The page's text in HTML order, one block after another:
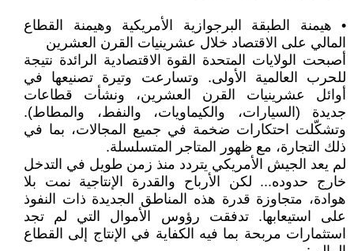
• هيمنة الطبقة البرجوازية الأمريكية وهيمنة القطاع
المالي على الاقتصاد خلال عشرينيات القرن العشرين
أصبحت الولايات المتحدة القوة الاقتصادية الرائدة نتيجة
للحرب العالمية الأولى. وتسارعت وتيرة تصنيعها في
أوائل عشرينيات القرن العشرين، ونشأت قطاعات
جديدة (السيارات، والكيماويات، والنفط، والمطاط).
وتشكّلت احتكارات ضخمة في جميع المجالات، بما في
ذلك التجارة، مع ظهور المتاجر المتسلسلة.
لم يعد الجيش الأمريكي يتردد منذ زمن طويل في التدخل
خارج حدوده... لكن الأرباح والقدرة الإنتاجية نمت بلا
هوادة، متجاوزة قدرة هذه المناطق الجديدة ذات النفوذ
على استيعابها. تدفقت رؤوس الأموال التي لم تجد
استثمارات مربحة بما فيه الكفاية في الإنتاج إلى القطاع